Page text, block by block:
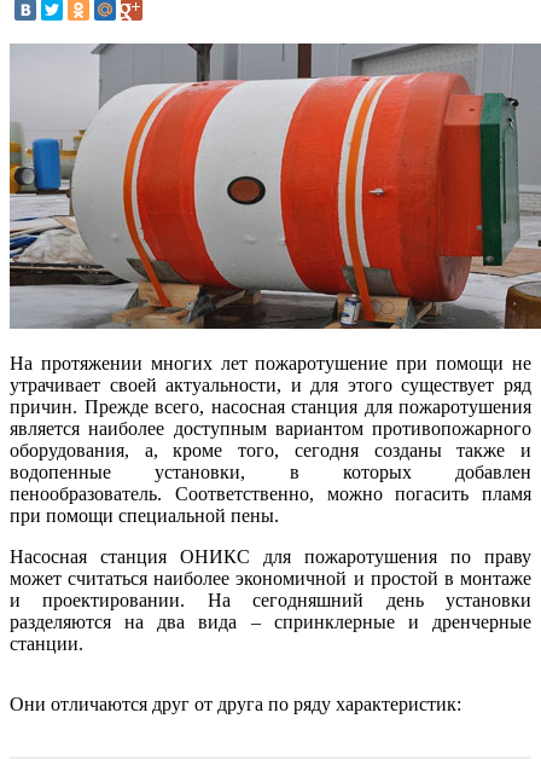
На протяжении многих лет пожаротушение при помощи не
утрачивает своей актуальности, и для этого существует ряд
причин. Прежде всего, насосная станция для пожаротушения
является наиболее доступным вариантом противопожарного
оборудования, а, кроме того, сегодня созданы также и
водопенные установки, в которых добавлен
пенообразователь. Соответственно, можно погасить пламя
при помощи специальной пены.
Насосная станция ОНИКС для пожаротушения по праву
может считаться наиболее экономичной и простой в монтаже
и проектировании. На сегодняшний день установки
разделяются на два вида – спринклерные и дренчерные
станции.
Они отличаются друг от друга по ряду характеристик: